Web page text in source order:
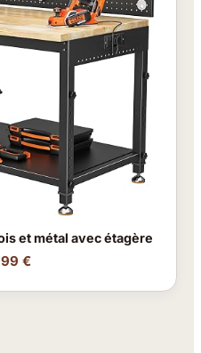
et métal avec étagère
€